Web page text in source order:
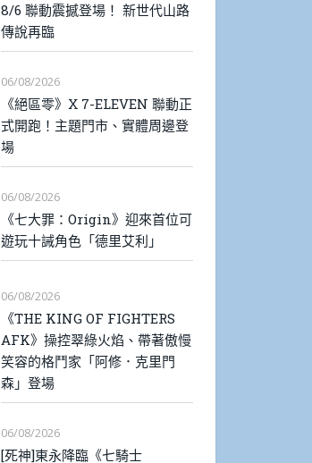
8/6 聯動震撼登場！ 新世代山路
傳說再臨
06/08/2026
《絕區零》X 7-ELEVEN 聯動正
式開跑！主題門市、實體周邊登
場
06/08/2026
《七大罪：Origin》迎來首位可
遊玩十誡角色「德里艾利」
06/08/2026
《THE KING OF FIGHTERS
AFK》操控翠綠火焰、帶著傲慢
笑容的格鬥家「阿修．克里門
森」登場
06/08/2026
[死神]東永降臨《七騎士